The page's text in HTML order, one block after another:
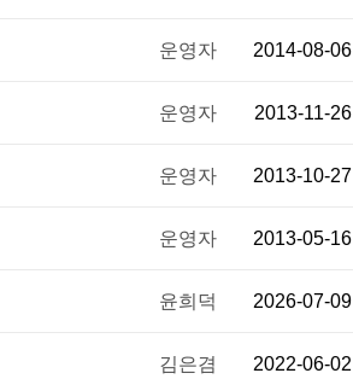
운영자 2014-08-06
운영자 2013-11-26
운영자 2013-10-27
운영자 2013-05-16
윤희덕 2026-07-09
김은겸 2022-06-02